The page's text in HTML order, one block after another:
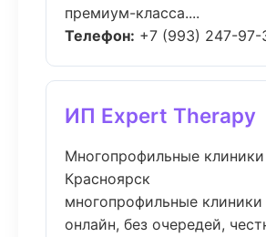
премиум-класса....
Телефон: +7 (993) 247-97-
ИП Expert Therapy
Многопрофильные
Красноярск
многопрофильные клиники
онлайн, без очередей,